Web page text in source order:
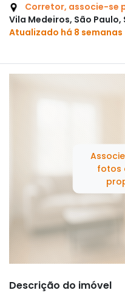
Corretor, associe-se
Vila Medeiros, São Paulo,
Atualizado há 8 semanas
fotos
Descrição do imóvel